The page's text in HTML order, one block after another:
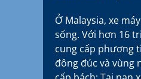
Ở Malaysia, xe
sống. Với hơn 16
cung cấp phương
đông đúc và vùng